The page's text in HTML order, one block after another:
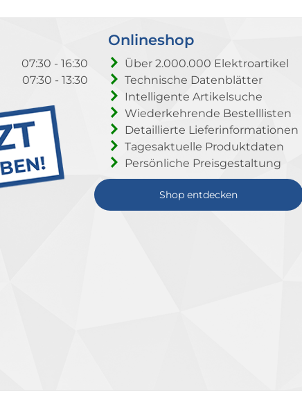
07:30 - 16:30
07:30 - 13:30
Onlineshop
Über 2.000.000 Elektroartikel
Technische Datenblätter
Intelligente Artikelsuche
Wiederkehrende Bestelllisten
Detaillierte Lieferinformationen
Tagesaktuelle Produktdaten
Persönliche Preisgestaltung
Shop entdecken